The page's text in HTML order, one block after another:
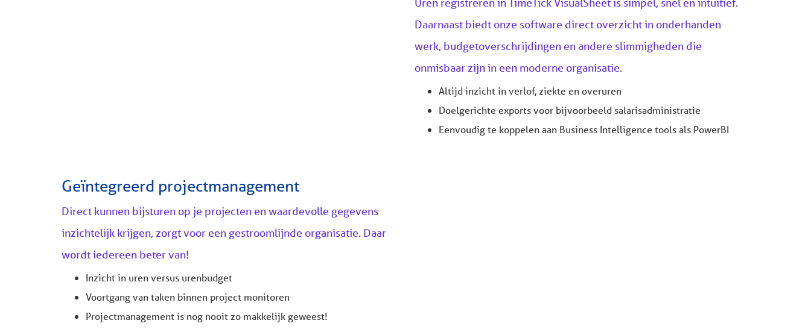
Daarnaast biedt onze software direct overzicht in onderhanden
werk, budgetoverschrijdingen en andere slimmigheden die
onmisbaar zijn in een moderne organisatie.
Altijd inzicht in verlof, ziekte en overuren
Doelgerichte exports voor bijvoorbeeld salarisadministratie
Eenvoudig te koppelen aan Business Intelligence tools als PowerBI
Geïntegreerd projectmanagement
Direct kunnen bijsturen op je projecten en waardevolle gegevens
inzichtelijk krijgen, zorgt voor een gestroomlijnde organisatie. Daar
wordt iedereen beter van!
Inzicht in uren versus urenbudget
Voortgang van taken binnen project monitoren
Projectmanagement is nog nooit zo makkelijk geweest!